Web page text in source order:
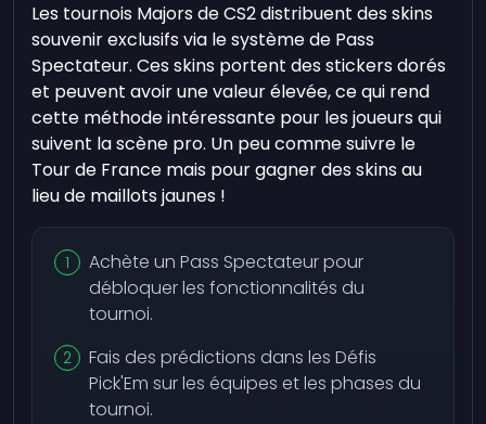
Les tournois Majors de CS2 distribuent des skins
souvenir exclusifs via le système de Pass
Spectateur. Ces skins portent des stickers dorés
et peuvent avoir une valeur élevée, ce qui rend
cette méthode intéressante pour les joueurs qui
suivent la scène pro. Un peu comme suivre le
Tour de France mais pour gagner des skins au
lieu de maillots jaunes !
Achète un Pass Spectateur pour
débloquer les fonctionnalités du
tournoi.
Fais des prédictions dans les Défis
Pick'Em sur les équipes et les phases du
tournoi.